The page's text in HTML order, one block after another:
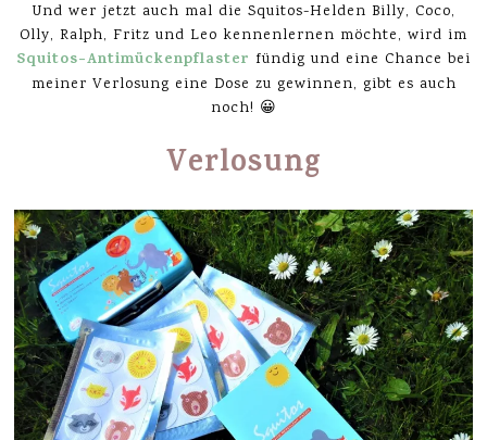
Und wer jetzt auch mal die Squitos-Helden Billy, Coco,
Olly, Ralph, Fritz und Leo kennenlernen möchte, wird im
Squitos-Antimückenpflaster fündig und eine Chance bei
meiner Verlosung eine Dose zu gewinnen, gibt es auch
noch! 😀
Verlosung